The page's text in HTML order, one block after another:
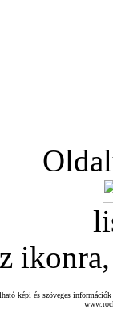
ikonra,
képi és szöveges információk